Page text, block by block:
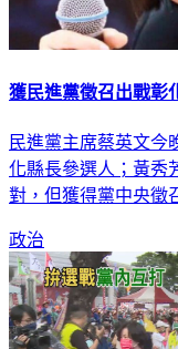
獲民進黨徵召出戰
民進黨主席蔡英文今
化縣長參選人；黃秀
對，但獲得黨中央徵
政治